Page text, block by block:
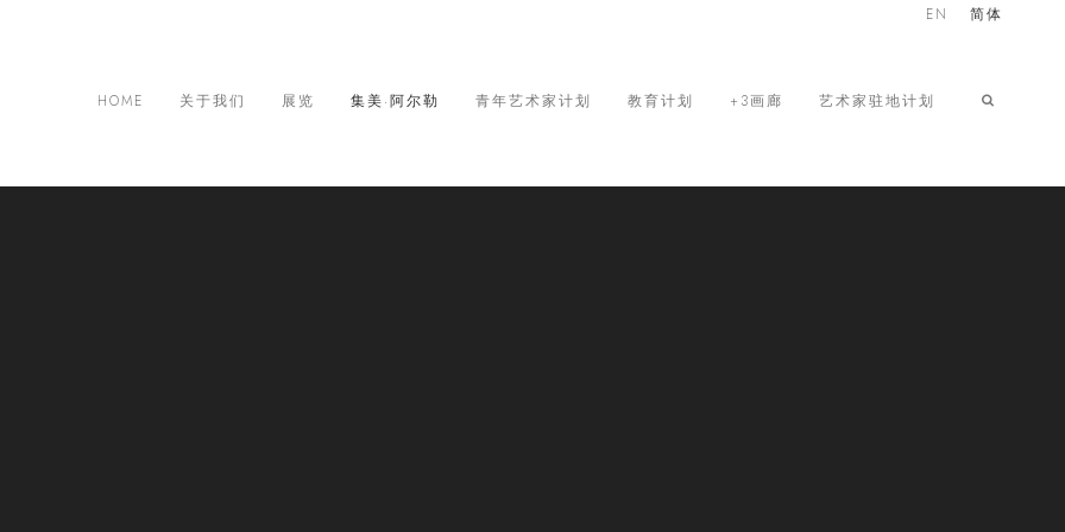
HOME 关于我们 展览 集美·阿尔勒 青年艺术家计划 教育计划 +3画廊 艺术家驻地计划
EN 简体